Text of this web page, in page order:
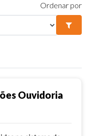
Ordenar por
Ouvidoria